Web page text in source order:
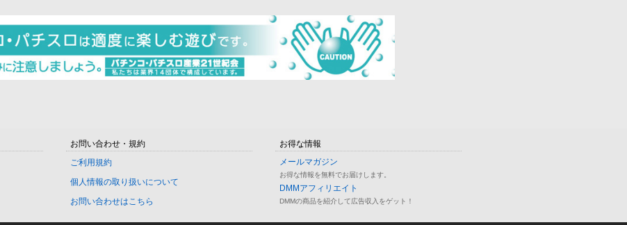
お問い合わせ・規約
ご利用規約
個人情報の取り扱いについて
お問い合わせはこちら
お得な情報
メールマガジン
お得な情報を無料でお届けします。
DMMアフィリエイト
DMMの商品を紹介して広告収入をゲット！